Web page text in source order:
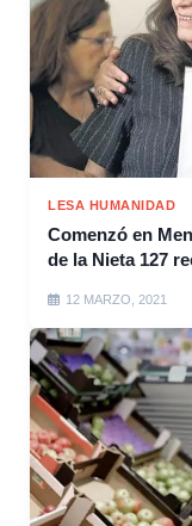
LESA HUMANIDAD
Comenzó en
de la Nieta 127
12 MARZO, 2021